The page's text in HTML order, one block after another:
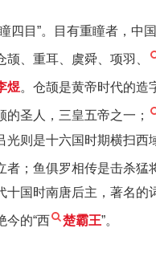
四目”。目有重瞳者，中
、重耳、虞舜、项羽、
煜。仓颉是黄帝时代的造
的圣人，三皇五帝之一；
光则是十六国时期横扫西
者；鱼俱罗相传是击杀猛
十国时南唐后主，著名的
今的“西 楚霸王”。